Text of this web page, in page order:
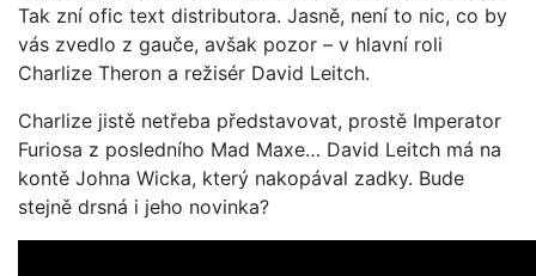
Tak zní ofic text distributora. Jasně, není to nic, co by
vás zvedlo z gauče, avšak pozor – v hlavní roli
Charlize Theron a režisér David Leitch.
Charlize jistě netřeba představovat, prostě Imperator
Furiosa z posledního Mad Maxe… David Leitch má na
kontě Johna Wicka, který nakopával zadky. Bude
stejně drsná i jeho novinka?